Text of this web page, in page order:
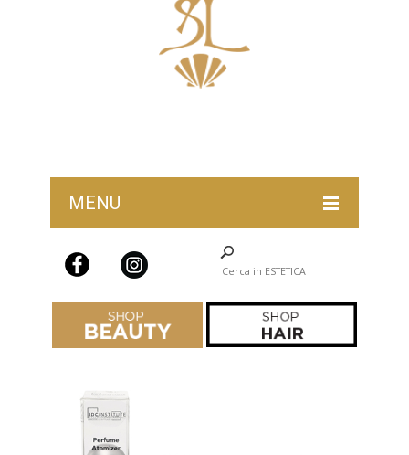
MENU
ABBIGLIAMENTO PROFESSIONALE
DEPILAZIONE
IGIENE E STERILIZZAZIONE
LAST CHANCE ESTETICA